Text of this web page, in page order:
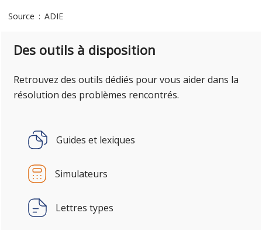
Source ADIE
Des outils à disposition
Retrouvez des outils dédiés pour vous aider dans la
résolution des problèmes rencontrés.
Guides et lexiques
Simulateurs
Lettres types